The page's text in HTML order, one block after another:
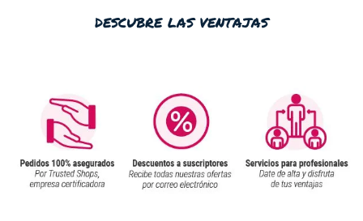
descubre las ventajas